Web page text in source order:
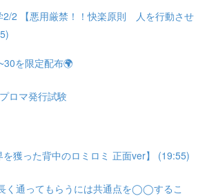
2/2 【悪用厳禁！！快楽原則 人を行動させ
を限定配布🌍
ロマ発行試験
を獲った背中のロミロミ 正面ver】 (19:55)
く通ってもらうには共通点を◯◯するこ